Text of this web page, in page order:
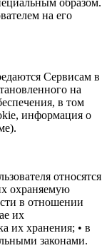
образом.
на его
Сервисам в
на
в том
информация о
относятся
охраняемую
в отношении
их
их хранения; • в
законами.